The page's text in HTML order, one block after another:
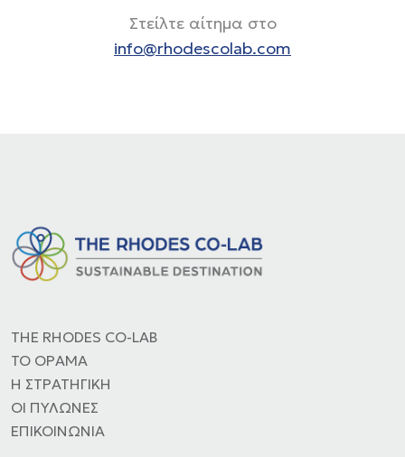
Στείλτε αίτημα στο
info@rhodescolab.com
THE RHODES CO-LAB
ΤΟ ΟΡΑΜΑ
H ΣΤΡΑΤΗΓΙΚΗ
ΟΙ ΠΥΛΩΝΕΣ
ΕΠΙΚΟΙΝΩΝΙΑ